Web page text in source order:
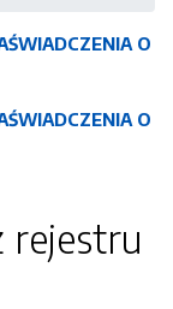
O
O
rejestru